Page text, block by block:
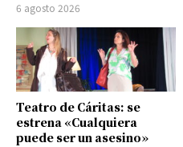
6 agosto 2026
Teatro de Cáritas: se
estrena «Cualquiera
puede ser un asesino»